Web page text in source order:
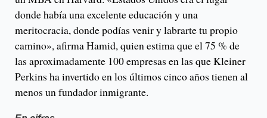
donde había una excelente educación y una
meritocracia, donde podías venir y labrarte tu propio
camino», afirma Hamid, quien estima que el 75 % de
las aproximadamente 100 empresas en las que Kleiner
Perkins ha invertido en los últimos cinco años tienen al
menos un fundador inmigrante.